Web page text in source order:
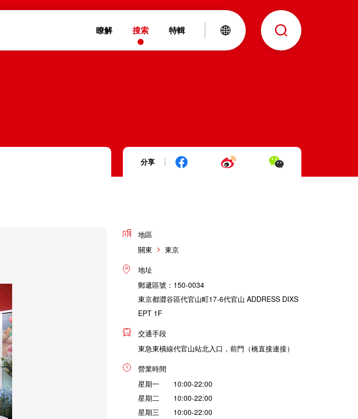
瞭解 搜索 特輯
分享
地區
關東
東京
地址
郵遞區號：150-0034
東京都澀谷區代官山町17-6代官山 ADDRESS DIXS
EPT 1F
交通手段
東急東橫線代官山站北入口，前門（橋直接連接）
營業時間
星期一 10:00-22:00
星期二 10:00-22:00
星期三 10:00-22:00